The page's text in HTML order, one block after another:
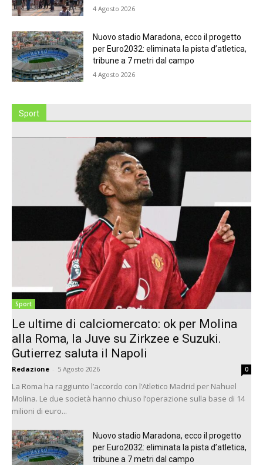
4 Agosto 2026
Nuovo stadio Maradona, ecco il progetto
per Euro2032: eliminata la pista d’atletica,
tribune a 7 metri dal campo
4 Agosto 2026
Sport
Sport
Le ultime di calciomercato: ok per Molina
alla Roma, la Juve su Zirkzee e Suzuki.
Gutierrez saluta il Napoli
Redazione 5 Agosto 2026 0
La Roma ha raggiunto l’accordo con l’Atletico Madrid per Nahuel
Molina. Le due società hanno chiuso l’operazione sulla base di 14
milioni di euro...
Nuovo stadio Maradona, ecco il progetto
per Euro2032: eliminata la pista d’atletica,
tribune a 7 metri dal campo